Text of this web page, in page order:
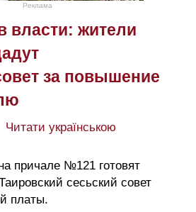
Реклама
власти: жители
за повышение
Читати українською
причале №121 готовят
сесьский совет
платы.